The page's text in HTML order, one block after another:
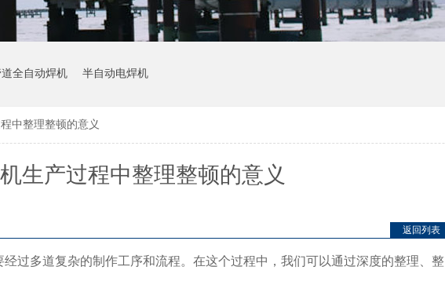
全自动焊机 半自动电焊机
中整理整顿的意义
生产过程中整理整顿的意义
返回列表
经过多道复杂的制作工序和流程。在这个过程中，我们可以通过深度的整理、整